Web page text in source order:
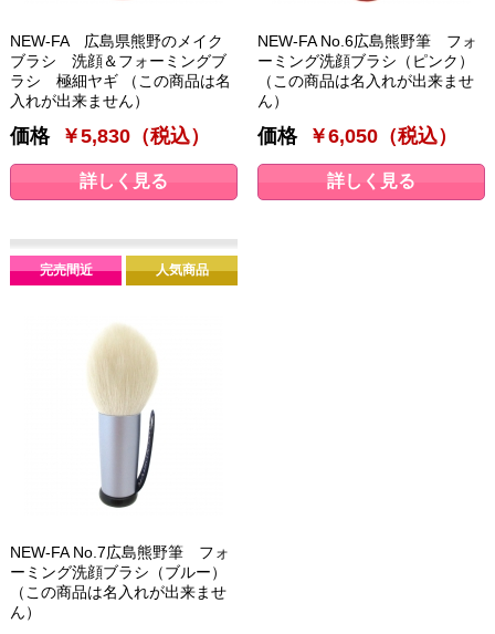
NEW-FA 広島県熊野のメイク
ブラシ 洗顔＆フォーミングブ
ラシ 極細ヤギ （この商品は名
入れが出来ません）
価格 ￥5,830（税込）
詳しく見る
NEW-FA No.6広島熊野筆 フォ
ーミング洗顔ブラシ（ピンク）
（この商品は名入れが出来ませ
ん）
価格 ￥6,050（税込）
詳しく見る
完売間近 人気商品
NEW-FA No.7広島熊野筆 フォ
ーミング洗顔ブラシ（ブルー）
（この商品は名入れが出来ませ
ん）